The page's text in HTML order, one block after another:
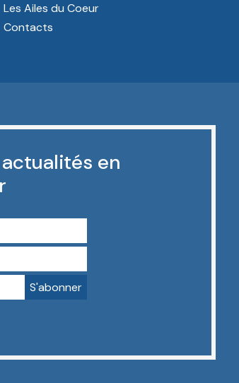
Les Ailes du Coeur
Contacts
en